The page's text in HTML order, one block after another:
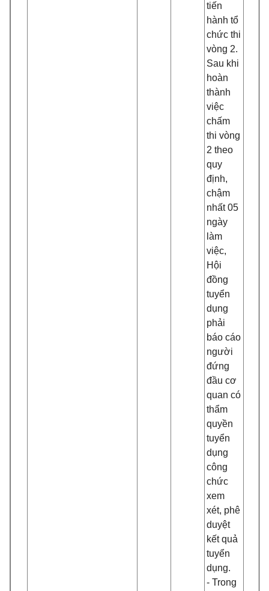
tiến
hành tổ
chức thi
vòng 2.
Sau khi
hoàn
thành
việc
chấm
thi vòng
2 theo
quy
định,
chậm
nhất 05
ngày
làm
việc,
Hội
đồng
tuyển
dụng
phải
báo cáo
người
đứng
đầu cơ
quan có
thẩm
quyền
tuyển
dụng
công
chức
xem
xét, phê
duyệt
kết quả
tuyển
dụng.
- Trong